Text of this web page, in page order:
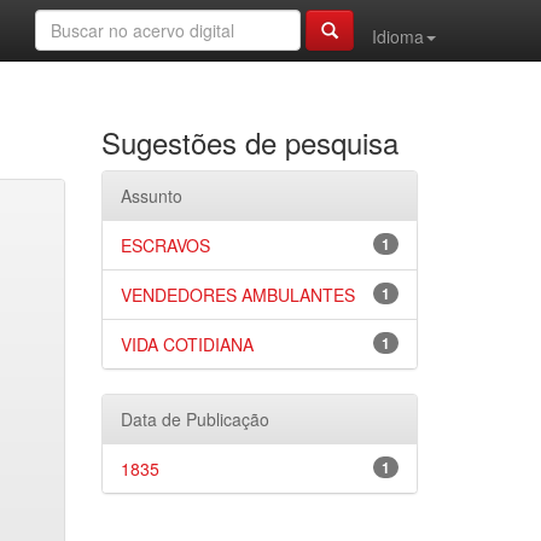
Idioma
Sugestões de pesquisa
Assunto
1
ESCRAVOS
1
VENDEDORES AMBULANTES
1
VIDA COTIDIANA
Data de Publicação
1
1835